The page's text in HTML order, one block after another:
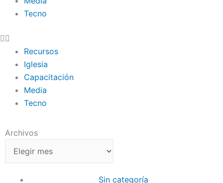
Tecno
Recursos
Iglesia
Capacitación
Media
Tecno
Archivos
Archivos
Sin categoría